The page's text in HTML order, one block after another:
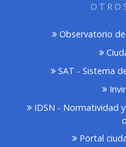
Observatorio
SAT - Sistema
IDSN - Normatividad
Portal